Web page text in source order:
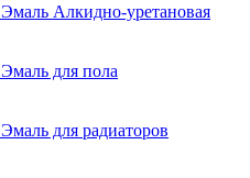
Эмаль Алкидно-уретановая
Эмаль для пола
Эмаль для радиаторов